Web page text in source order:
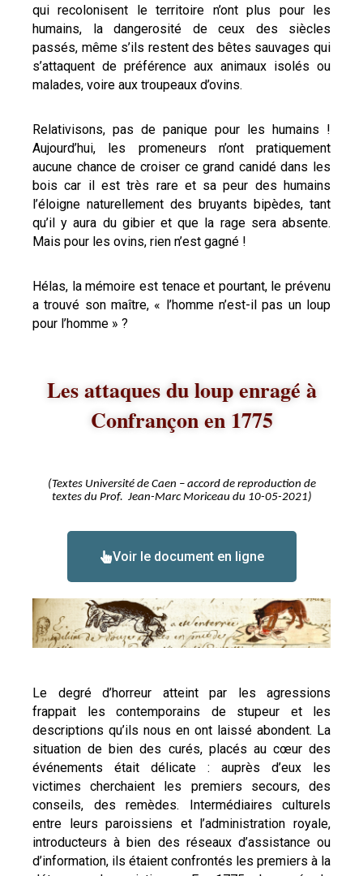
qui recolonisent le territoire n’ont plus pour les
humains, la dangerosité de ceux des siècles
passés, même s’ils restent des bêtes sauvages qui
s’attaquent de préférence aux animaux isolés ou
malades, voire aux troupeaux d’ovins.
Relativisons, pas de panique pour les humains !
Aujourd’hui, les promeneurs n’ont pratiquement
aucune chance de croiser ce grand canidé dans les
bois car il est très rare et sa peur des humains
l’éloigne naturellement des bruyants bipèdes, tant
qu’il y aura du gibier et que la rage sera absente.
Mais pour les ovins, rien n’est gagné !
Hélas, la mémoire est tenace et pourtant, le prévenu
a trouvé son maître, « l’homme n’est-il pas un loup
pour l’homme » ?
Les attaques du loup enragé à
Confrançon en 1775
(Textes Université de Caen – accord de reproduction de
textes du Prof. Jean-Marc Moriceau du 10-05-2021)
Voir le document en ligne
Le degré d’horreur atteint par les agressions
frappait les contemporains de stupeur et les
descriptions qu’ils nous en ont laissé abondent. La
situation de bien des curés, placés au cœur des
événements était délicate : auprès d’eux les
victimes cherchaient les premiers secours, des
conseils, des remèdes. Intermédiaires culturels
entre leurs paroissiens et l’administration royale,
introducteurs à bien des réseaux d’assistance ou
d’information, ils étaient confrontés les premiers à la